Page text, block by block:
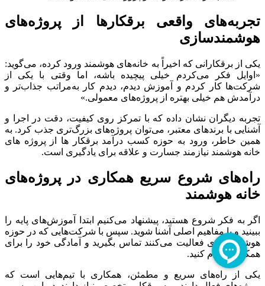
تجربه‌های واقعی برقکارها از پروژه‌های
هوشمندسازی
یکی از برقکارانیکه اخیراً به خانه‌های هوشمند ورود کرده، می‌گوید:
« اوایل فکر می‌کردم خیلی پیچیده باشه، اما وقتی با یکی
از
شرکت‌هاکار کردم و آموزش دیدم،دیدم کار به‌مراتب جذاب‌تر و
درآمدش هم خیلی بهتره از پروژه‌های معمولی.»
تجربه دیگران نشان داده که با تمرکز رویکیفیت، دقت در اجرا و
آشنایی با برندهای معتبر، می‌توان پروژه‌های بزرگ‌تری جذب کرد. به
همین خاطر، ورود به حوزهکسب درآمد برقکارها از پروژه های
خانه هوشمند نیازمند جسارت و علاقه برای یادگیری است.
راه‌هایشروع سریعهمکاری در پروژه‌های
خانه هوشمند
اگر به فکر شروع هستید، پیشنهاد می‌کنیم ابتدا آموزش‌های پایه را
ببینید وبامفاهیم اصلی آشنا شوید. سپس با شرکت‌هایی که در حوزه
هوشمندسازی فعالیت می‌کنندتماس بگیرید و آمادگی خود را برای
همکاریاعلام کنید.
یکی از راه‌های سریع و مطمئن، همکاری با تیم‌هایی است که